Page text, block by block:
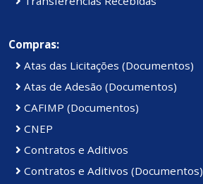
Compras:
Atas das Licitações (Documentos)
Atas de Adesão (Documentos)
CAFIMP (Documentos)
CNEP
Contratos e Aditivos
Contratos e Aditivos (Documentos)